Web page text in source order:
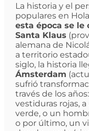
La historia y el
populares en
esta época se le
Santa Klaus
alemana de
a territorio
siglo, la historia
Ámsterdam
sufrió
través de los
vestiduras rojas,
verde, o un
o por último, un